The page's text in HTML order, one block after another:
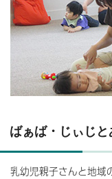
ばぁば・じぃじと
乳幼児親子さんと地域